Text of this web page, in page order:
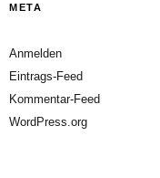
META
Anmelden
Eintrags-Feed
Kommentar-Feed
WordPress.org